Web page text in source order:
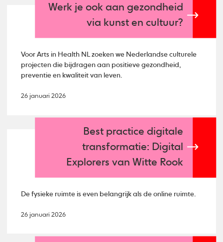
Werk je ook aan gezondheid
via kunst en cultuur?
Voor Arts in Health NL zoeken we Nederlandse culturele
projecten die bijdragen aan positieve gezondheid,
preventie en kwaliteit van leven.
26 januari 2026
Best practice digitale
transformatie: Digital
Explorers van Witte Rook
De fysieke ruimte is even belangrijk als de online ruimte.
26 januari 2026